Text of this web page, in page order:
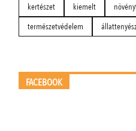
kertészet
kiemelt
természetvédelem
FACEBOOK